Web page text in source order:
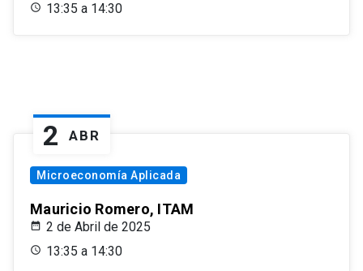
13:35 a 14:30
2 ABR
Microeconomía Aplicada
Mauricio Romero, ITAM
2 de Abril de 2025
13:35 a 14:30